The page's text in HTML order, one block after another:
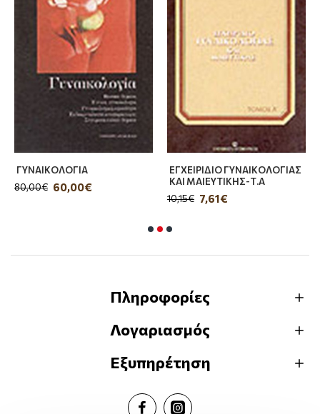
ΓΥΝΑΙΚΟΛΟΓΙΑ
60,00€
80,00€
ΕΓΧΕΙΡΙΔΙΟ ΓΥΝΑΙΚΟΛΟΓΙΑΣ
ΚΑΙ ΜΑΙΕΥΤΙΚΗΣ-Τ.Α
7,61€
10,15€
Πληροφορίες
Λογαριασμός
Εξυπηρέτηση